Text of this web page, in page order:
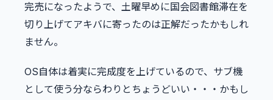
完売になったようで、土曜早めに国会図書館滞在を
切り上げてアキバに寄ったのは正解だったかもしれ
ません。
OS自体は着実に完成度を上げているので、サブ機
として使う分ならわりとちょうどいい・・・かもし